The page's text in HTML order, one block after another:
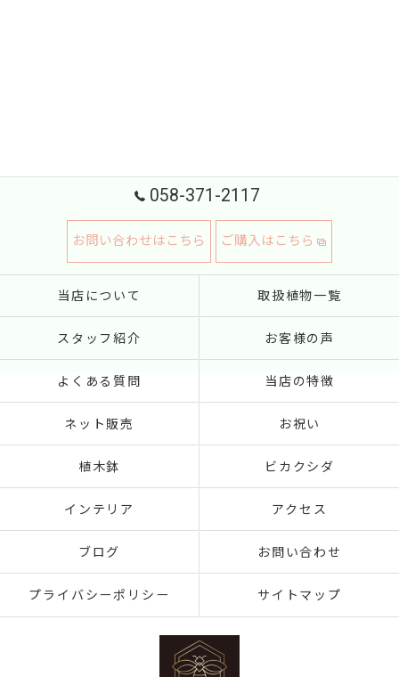
058-371-2117
お問い合わせはこちら ご購入はこちら
当店について 取扱植物一覧
スタッフ紹介 お客様の声
よくある質問 当店の特徴
ネット販売 お祝い
植木鉢 ビカクシダ
インテリア アクセス
ブログ お問い合わせ
プライバシーポリシー サイトマップ